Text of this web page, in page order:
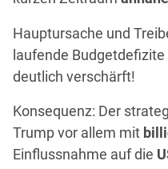
Hauptursache und
laufende
deutlich verschärft!
Konsequenz: Der
Trump vor allem mit
Einflussnahme auf die